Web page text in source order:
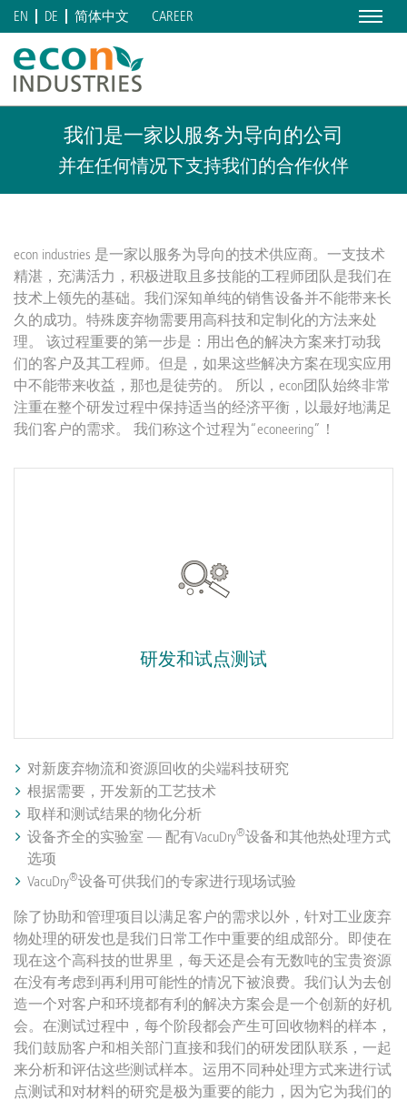
Menu
EN DE 简体中文 CAREER
我们是一家以服务为导向的公司
并在任何情况下支持我们的合作伙伴
econ industries 是一家以服务为导向的技术供应商。一支技术
精湛，充满活力，积极进取且多技能的工程师团队是我们在
技术上领先的基础。我们深知单纯的销售设备并不能带来长
久的成功。特殊废弃物需要用高科技和定制化的方法来处
理。 该过程重要的第一步是：用出色的解决方案来打动我
们的客户及其工程师。但是，如果这些解决方案在现实应用
中不能带来收益，那也是徒劳的。 所以，econ团队始终非常
注重在整个研发过程中保持适当的经济平衡，以最好地满足
我们客户的需求。 我们称这个过程为“econeering”！
研发和试点测试
对新废弃物流和资源回收的尖端科技研究
根据需要，开发新的工艺技术
取样和测试结果的物化分析
设备齐全的实验室 — 配有VacuDry®设备和其他热处理方式
选项
VacuDry®设备可供我们的专家进行现场试验
除了协助和管理项目以满足客户的需求以外，针对工业废弃
物处理的研发也是我们日常工作中重要的组成部分。即使在
现在这个高科技的世界里，每天还是会有无数吨的宝贵资源
在没有考虑到再利用可能性的情况下被浪费。我们认为去创
造一个对客户和环境都有利的解决方案会是一个创新的好机
会。在测试过程中，每个阶段都会产生可回收物料的样本，
我们鼓励客户和相关部门直接和我们的研发团队联系，一起
来分析和评估这些测试样本。运用不同种处理方式来进行试
点测试和对材料的研究是极为重要的能力，因为它为我们的